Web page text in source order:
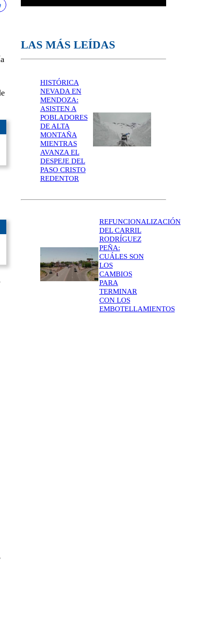
LAS MÁS LEÍDAS
HISTÓRICA
NEVADA EN
MENDOZA:
ASISTEN A
POBLADORES
DE ALTA
MONTAÑA
MIENTRAS
AVANZA EL
DESPEJE DEL
PASO CRISTO
REDENTOR
REFUNCIONALIZACIÓN
DEL CARRIL
RODRÍGUEZ
PEÑA:
CUÁLES SON
LOS
CAMBIOS
PARA
TERMINAR
CON LOS
EMBOTELLAMIENTOS